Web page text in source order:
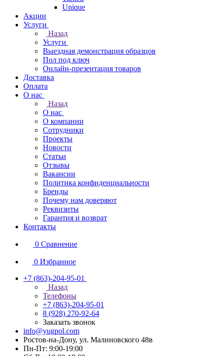
Unique
Акции
Услуги
Назад
Услуги
Выездная демонстрация образцов
Пол под ключ
Онлайн-презентация товаров
Доставка
Оплата
О нас
Назад
О нас
О компании
Сотрудники
Проекты
Новости
Статьи
Отзывы
Вакансии
Политика конфиденциальности
Бренды
Почему нам доверяют
Реквизиты
Гарантия и возврат
Контакты
0 Сравнение
0 Избранное
+7 (863)-204-95-01
Назад
Телефоны
+7 (863)-204-95-01
8 (928) 270-92-64
Заказать звонок
info@yugpol.com
Ростов-на-Дону, ул. Малиновского 48в
Пн-Пт: 9:00-19:00